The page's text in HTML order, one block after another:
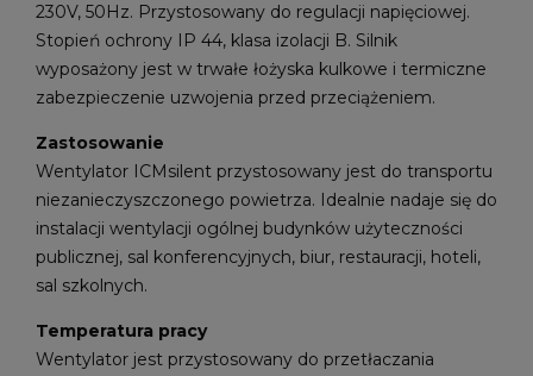
230V, 50Hz. Przystosowany do regulacji napięciowej.
Stopień ochrony IP 44, klasa izolacji B. Silnik
wyposażony jest w trwałe łożyska kulkowe i termiczne
zabezpieczenie uzwojenia przed przeciążeniem.
Zastosowanie
Wentylator ICMsilent przystosowany jest do transportu
niezanieczyszczonego powietrza. Idealnie nadaje się do
instalacji wentylacji ogólnej budynków użyteczności
publicznej, sal konferencyjnych, biur, restauracji, hoteli,
sal szkolnych.
Temperatura pracy
Wentylator jest przystosowany do przetłaczania